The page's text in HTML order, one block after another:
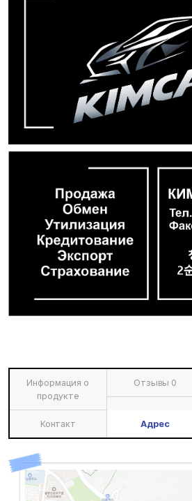
Информация о
продукте
Отзывы 0
Контакт Адрес